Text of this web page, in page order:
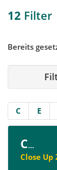
12 Filter
Bereits
C E
C...
Close Up